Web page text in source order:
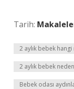
Tarih:
2 aylık bebek
2 aylık bebek
Bebek odası